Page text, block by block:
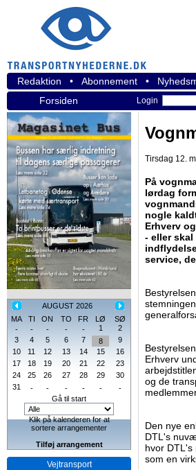
Redaktion • Abonnement •
Forsiden
Login
AUGUST 2026
MA
TI ON TO FR LØ
SØ
-
- - - - 1
2
3
4 5 6 7 8
9
10
11 12 13 14 15
16
17
18 19 20 21 22
23
24
25 26 27 28 29
30
31
- - - - -
-
Gå til start
Klik på kalenderen for at
sortere arrangementer
Tilføj arrangement
Vejtransport
Tirsdag 12.
På
lørdag
nogle
Erhverv
- eller
service,
Erhverv
og de
Den nye
DTL's
hvor
som en